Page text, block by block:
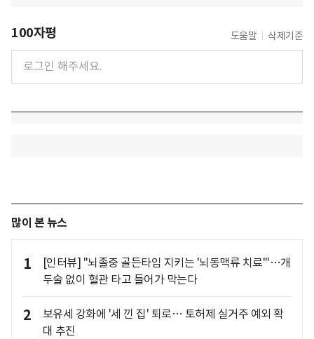
100자평 도움말 삭제기준
많이 본 뉴스
1
[인터뷰] "뇌졸중 골든타임 지키는 '뇌동맥류 치료'"…개
두술 없이 혈관 타고 들어가 막는다
2
보유세 강화에 '세 낀 집' 퇴로… 토허제 실거주 예외 확
대 추진